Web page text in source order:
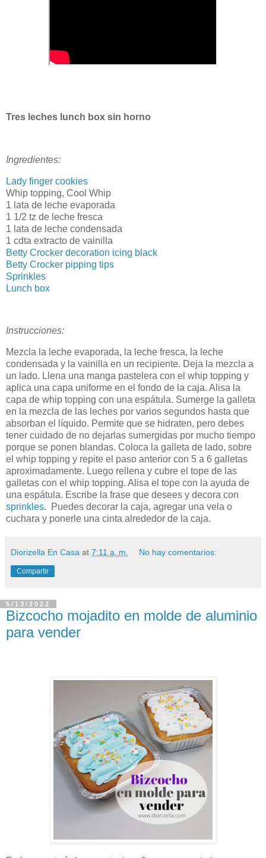
Tres leches lunch box sin horno
Ingredientes:
Lady finger cookies
Whip topping, Cool Whip
1 lata de leche evaporada
1 1/2 tz de leche fresca
1 lata de leche condensada
1 cdta extracto de vainilla
Betty Crocker decoration icing black
Betty Crocker pipping tips
Sprinkles
Lunch box
Instrucciones:
Mezcla la leche evaporada, la leche fresca, la leche
condensada y la vainilla en un recipiente. Deja la mezcla a
un lado. Llena una manga pastelera con el whip topping y
aplica una capa uniforme en el fondo de la caja. Alisa la
capa de whip topping con una espátula. Sumerge la galleta
en la mezcla de las leches por varios segundos hasta que
absorban el líquido. Permite que se hidraten, pero debes
tener cuidado de no dejarlas sumergidas por mucho tiempo
porque se ponen blandas. Coloca la galleta de lado, sobre
el whip topping y repite el paso anterior con 5 a 6 galletas
aproximadamente. Luego rellena y cubre el tope de las
galletas con el whip topping. Alisa el tope con la ayuda de
una espátula. Escribe la frase que desees y decora con
sprinkles. Puedes decorar la caja, agregar una vela o
cuchara y ponerle una cinta alrededor de la caja.
Diorizella En Casa at 7:11 a. m. No hay comentarios:
Compartir
5/13/2022
Bizcocho mojadito en molde de aluminio
para vender